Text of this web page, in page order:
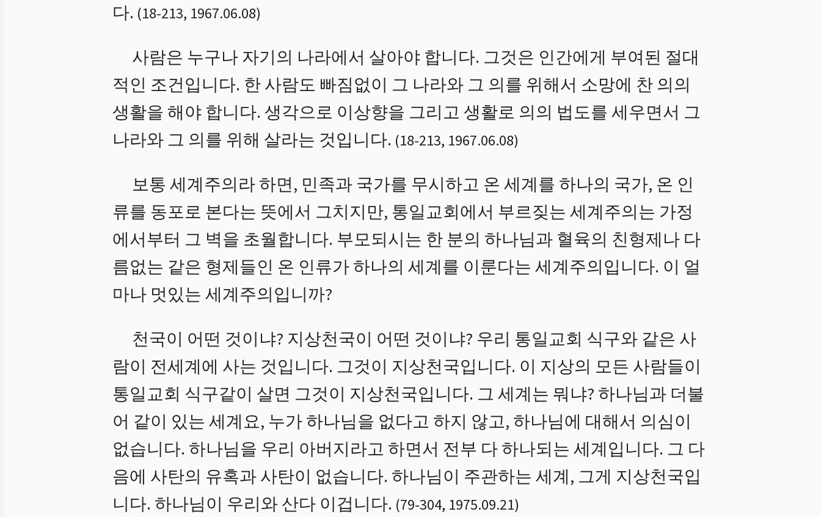
다. (18-213, 1967.06.08)
사람은 누구나 자기의 나라에서 살아야 합니다. 그것은 인간에게 부여된 절대
적인 조건입니다. 한 사람도 빠짐없이 그 나라와 그 의를 위해서 소망에 찬 의의
생활을 해야 합니다. 생각으로 이상향을 그리고 생활로 의의 법도를 세우면서 그
나라와 그 의를 위해 살라는 것입니다. (18-213, 1967.06.08)
보통 세계주의라 하면, 민족과 국가를 무시하고 온 세계를 하나의 국가, 온 인
류를 동포로 본다는 뜻에서 그치지만, 통일교회에서 부르짖는 세계주의는 가정
에서부터 그 벽을 초월합니다. 부모되시는 한 분의 하나님과 혈육의 친형제나 다
름없는 같은 형제들인 온 인류가 하나의 세계를 이룬다는 세계주의입니다. 이 얼
마나 멋있는 세계주의입니까?
천국이 어떤 것이냐? 지상천국이 어떤 것이냐? 우리 통일교회 식구와 같은 사
람이 전세계에 사는 것입니다. 그것이 지상천국입니다. 이 지상의 모든 사람들이
통일교회 식구같이 살면 그것이 지상천국입니다. 그 세계는 뭐냐? 하나님과 더불
어 같이 있는 세계요, 누가 하나님을 없다고 하지 않고, 하나님에 대해서 의심이
없습니다. 하나님을 우리 아버지라고 하면서 전부 다 하나되는 세계입니다. 그 다
음에 사탄의 유혹과 사탄이 없습니다. 하나님이 주관하는 세계, 그게 지상천국입
니다. 하나님이 우리와 산다 이겁니다. (79-304, 1975.09.21)